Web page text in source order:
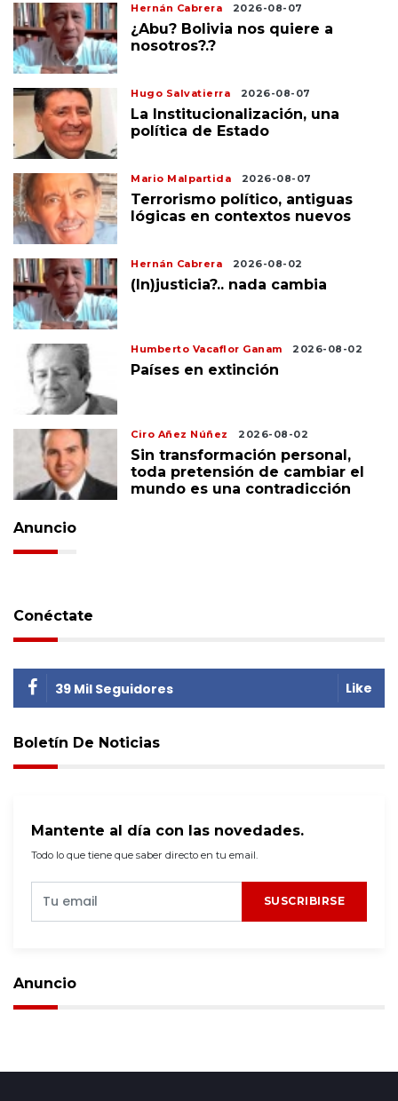
Hernán Cabrera 2026-08-07
¿Abu? Bolivia nos quiere a
nosotros?.?
Hugo Salvatierra 2026-08-07
La Institucionalización, una
política de Estado
Mario Malpartida 2026-08-07
Terrorismo político, antiguas
lógicas en contextos nuevos
Hernán Cabrera 2026-08-02
(In)justicia?.. nada cambia
Humberto Vacaflor Ganam 2026-08-02
Países en extinción
Ciro Añez Núñez 2026-08-02
Sin transformación personal,
toda pretensión de cambiar el
mundo es una contradicción
Anuncio
Conéctate
39 Mil Seguidores Like
Boletín De Noticias
Mantente al día con las novedades.
Todo lo que tiene que saber directo en tu email.
SUSCRIBIRSE
Anuncio